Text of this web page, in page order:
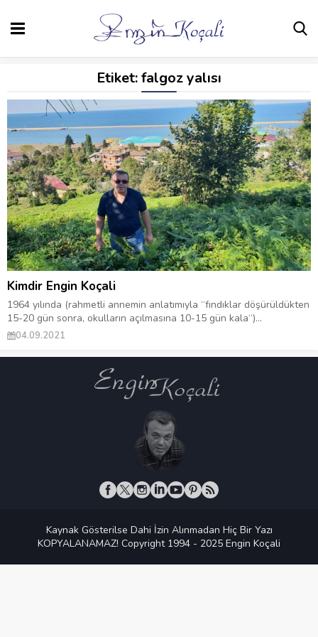
Etiket:falgoz yalısı
Kimdir Engin Koçali
1964 yılında (rahmetli annemin anlatımıyla “fındıklar döşürüldükten
15-20 gün sonra, okulların açılmasına 10-15 gün kala“)...
04.09.2021
Kaynak Gösterilse Dahi İzin Alınmadan Hiç Bir Yazı
KOPYALANAMAZ! Copyright 1994 - 2025 Engin Koçali